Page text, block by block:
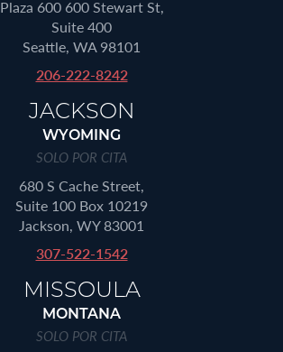
Plaza 600 600 Stewart St,
Suite 400
Seattle, WA 98101
206-222-8242
JACKSON
WYOMING
SOLO POR CITA
680 S Cache Street,
Suite 100 Box 10219
Jackson, WY 83001
307-522-1542
MISSOULA
MONTANA
SOLO POR CITA